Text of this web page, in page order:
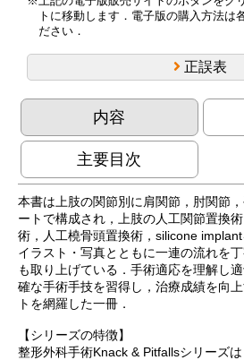
トに移動します．電子版の購入方法は
ださい．
正誤表
内容
主要目次
本書は上肢の関節別に肩関節，肘関節
ートで構成され，上肢の人工関節置換
術，人工橈骨頭置換術，silicone
イラスト・写真とともに一連の流れを
も取り上げている．手術適応を理解し
確な手術手技を習得し，治療成績を向
トを網羅した一冊．
【シリーズの特徴】
整形外科手術Knack & Pitfallsシリーズ